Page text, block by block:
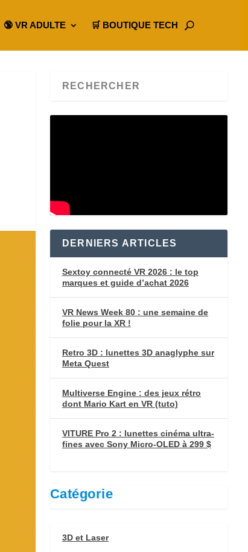
🔞 VR ADULTE 🛒 BOUTIQUE TECH
DERNIERS ARTICLES
Sextoy connecté VR 2026 : le top
marques et guide d’achat 2026
VR News Week 80 : une semaine de
folie pour la XR !
Retro 3D : lunettes 3D anaglyphe sur
Meta Quest
Multiverse Engine : des jeux rétro
dont Mario Kart en VR (tuto)
VITURE Pro 2 : lunettes cinéma ultra-
fines avec Sony Micro-OLED à 299 $
Catégorie
3D et Laser